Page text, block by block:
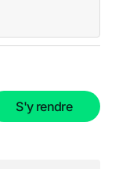
S'y rendre